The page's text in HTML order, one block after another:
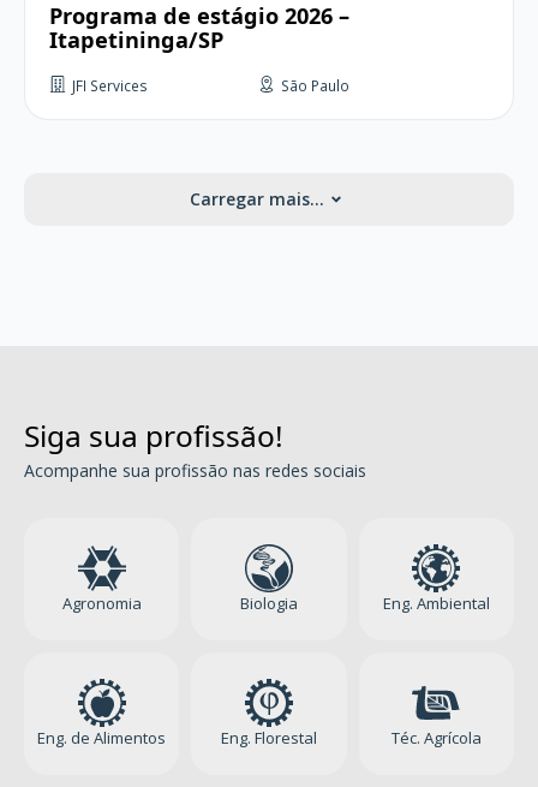
Programa de estágio 2026 –
Itapetininga/SP
JFI Services São Paulo
Carregar mais...
Siga sua profissão!
Acompanhe sua profissão nas redes sociais
Agronomia Biologia Eng. Ambiental
Eng. de Alimentos Eng. Florestal Téc. Agrícola